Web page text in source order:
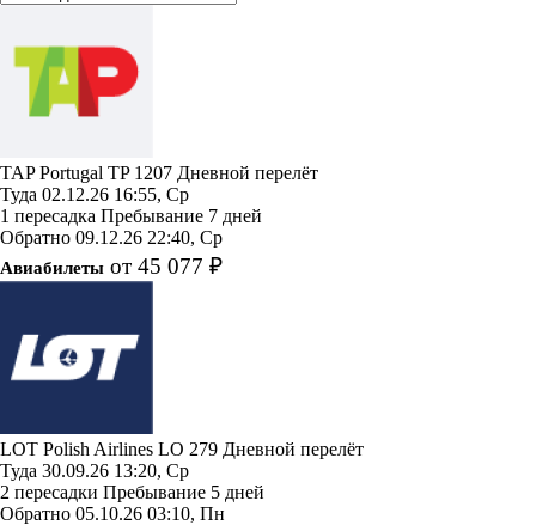
TAP Portugal TP 1207 Дневной перелёт
Туда 02.12.26 16:55, Ср
1 пересадка Пребывание 7 дней
Обратно 09.12.26 22:40, Ср
Авиабилеты от 45 077 ₽
LOT Polish Airlines LO 279 Дневной перелёт
Туда 30.09.26 13:20, Ср
2 пересадки Пребывание 5 дней
Обратно 05.10.26 03:10, Пн